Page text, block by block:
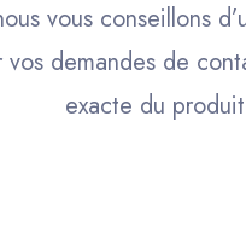
vous conseillons
demandes de
exacte du